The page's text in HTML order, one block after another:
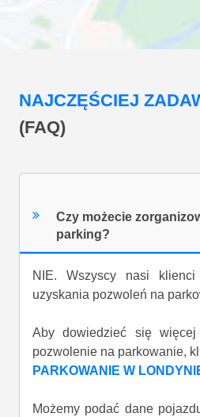
NAJCZĘŚCIEJ
(FAQ)
Czy możecie
parking?
NIE. Wszyscy nasi
uzyskania pozwoleń na
Aby dowiedzieć się
pozwolenie na parkowanie,
PARKOWANIE W
Możemy podać dane